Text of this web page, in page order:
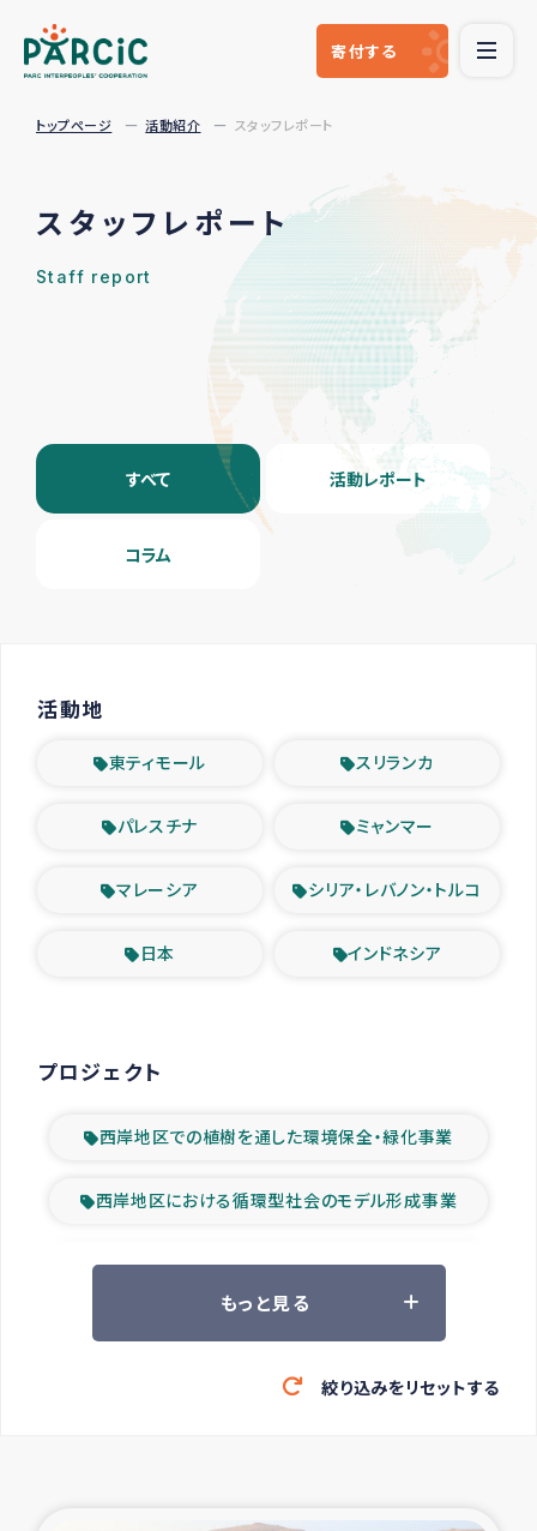
寄付する
トップページ 活動紹介 スタッフレポート
スタッフレポート
Staff report
すべて 活動レポート
コラム
活動地
東ティモール スリランカ
パレスチナ ミャンマー
マレーシア シリア・レバノン・トルコ
日本 インドネシア
プロジェクト
西岸地区での植樹を通した環境保全・緑化事業
西岸地区における循環型社会のモデル形成事業
ツアー参加者の声
緊急救援の時代
東ティモール豪雨緊急支援
もっと見る
絞り込みをリセットする